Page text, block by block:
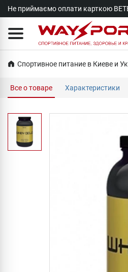
Не приймаємо оплати карткою
Спортивное питание в Киеве и
Все о товаре Характеристики